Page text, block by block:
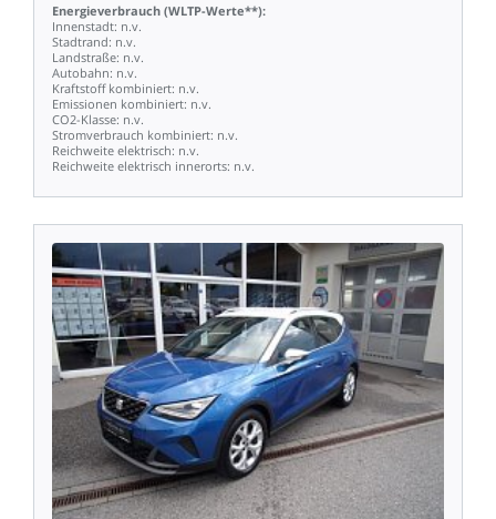
Energieverbrauch (WLTP-Werte**):
Innenstadt: n.v.
Stadtrand: n.v.
Landstraße: n.v.
Autobahn: n.v.
Kraftstoff kombiniert: n.v.
Emissionen kombiniert: n.v.
CO2-Klasse: n.v.
Stromverbrauch kombiniert: n.v.
Reichweite elektrisch: n.v.
Reichweite elektrisch innerorts: n.v.